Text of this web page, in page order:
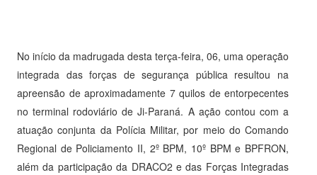
No início da madrugada desta terça-feira, 06, uma operação
integrada das forças de segurança pública resultou na
apreensão de aproximadamente 7 quilos de entorpecentes
no terminal rodoviário de Ji-Paraná. A ação contou com a
atuação conjunta da Polícia Militar, por meio do Comando
Regional de Policiamento II, 2º BPM, 10º BPM e BPFRON,
além da participação da DRACO2 e das Forças Integradas